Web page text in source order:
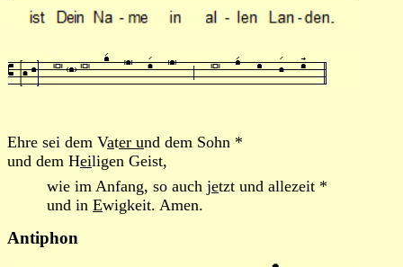
Ehre sei dem Vater und dem Sohn *
und dem Heiligen Geist,
wie im Anfang, so auch jetzt und allezeit *
und in Ewigkeit. Amen.
Antiphon